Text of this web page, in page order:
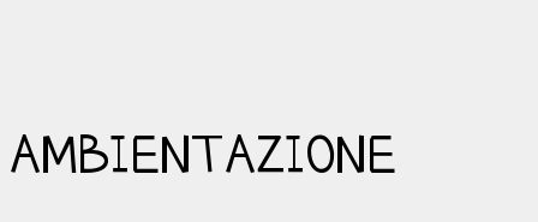
AMBIENTAZIONE